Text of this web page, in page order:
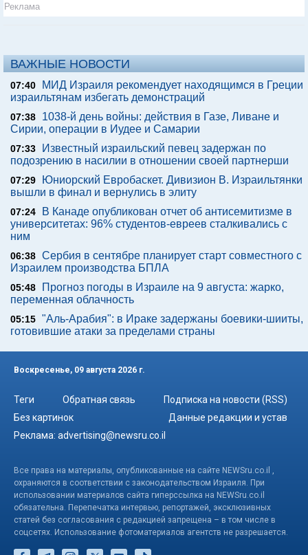
Реклама
ВАЖНЫЕ НОВОСТИ
07:40
МИД Израиля рекомендует находящимся в Греции
израильтянам избегать демонстраций
07:38
1038-й день войны: действия в Газе, Ливане и
Сирии, операции в Иудее и Самарии
07:33
Известный израильский певец задержан по
подозрению в насилии в отношении своей партнерши
07:29
Юниорский Евробаскет. Дивизион В. Израильтянки
вышли в финал и вернулись в элиту
07:24
В Канаде опубликован отчет об антисемитизме в
университетах: 96% студентов-евреев сталкивались с
ним
06:38 Сербия в сентябре планирует старт совместного с
Израилем производства БПЛА
05:48
Прогноз погоды в Израиле на 9 августа: жарко,
переменная облачность
05:15 "Аль-Арабия": в Ираке задержаны боевики-шииты,
готовившие атаки за пределами страны
Воскресенье, 09 августа 2026 г.
Теги Обратная связь
Подписка на новости (RSS)
Без картинок
Данные редакции и устав
Реклама: advertising@newsru.co.il
Все права на материалы, опубликованные на сайте NEWSru.co.il ,
охраняются в соответствии с законодательством Израиля. При
использовании материалов сайта гиперссылка на NEWSru.co.il
обязательна. Перепечатка интервью, репортажей, эксклюзивных
статей без согласования с редакцией запрещена – в том числе в
соцсетях. Использование фотоматериалов агентств не разрешается.